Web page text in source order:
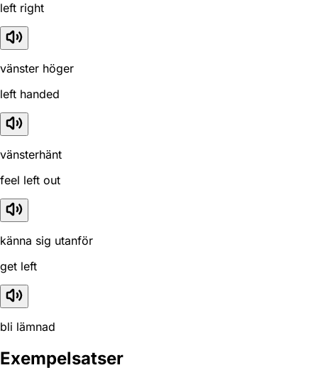
left right
vänster höger
left handed
vänsterhänt
feel left out
känna sig utanför
get left
bli lämnad
Exempelsatser